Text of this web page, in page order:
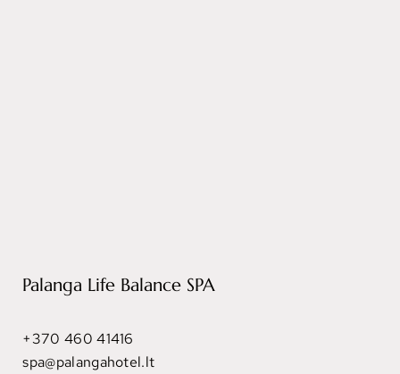
Palanga Life Balance SPA
+370 460 41416
spa@palangahotel.lt